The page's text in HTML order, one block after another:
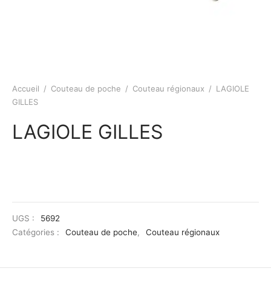
Accueil / Couteau de poche / Couteau régionaux / LAGIOLE
GILLES
LAGIOLE GILLES
UGS :
5692
Catégories :
Couteau de poche, Couteau régionaux